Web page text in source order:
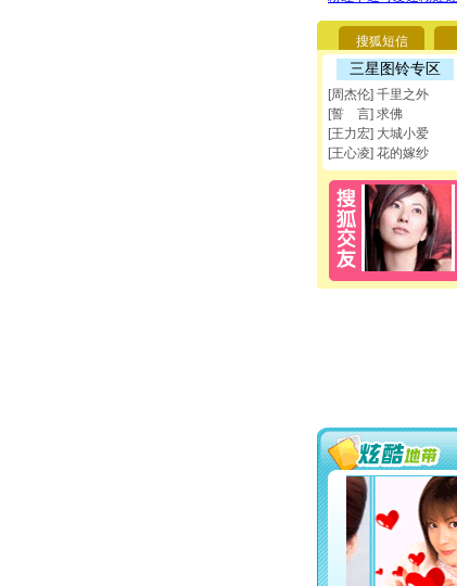
搜狐短信
三星图铃专区
[周杰伦] 千里之外
[誓 言] 求佛
[王力宏] 大城小爱
[王心凌] 花的嫁纱